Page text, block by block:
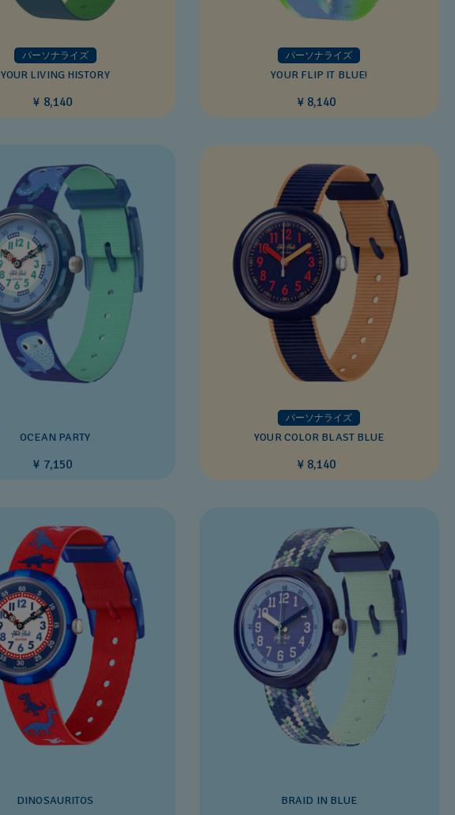
パーソナライズ
YOUR LIVING HISTORY
¥ 8,140
パーソナライズ
YOUR FLIP IT BLUE!
¥ 8,140
OCEAN PARTY
¥ 7,150
パーソナライズ
YOUR COLOR BLAST BLUE
¥ 8,140
DINOSAURITOS BRAID IN BLUE